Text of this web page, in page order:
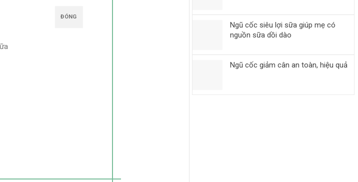
ĐÓNG
Ngũ cốc siêu lợi sữa giúp mẹ có
nguồn sữa dồi dào
Ngũ cốc giảm cân an toàn, hiệu quả